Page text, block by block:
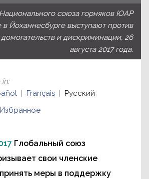
союза горняков ЮАР
Йоханнесбурге выступают против
и дискриминации, 26
августа 2017 года.
in:
Français Русский
Глобальный союз
свои членские
меры в поддержку